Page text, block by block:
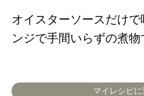
オイスターソースだけ
ンジで手間いらずの煮物
マイレシピに